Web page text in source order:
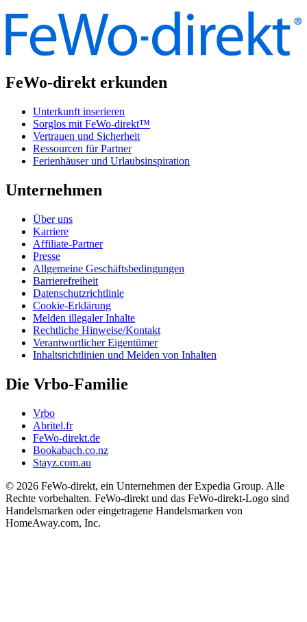
FeWo-direkt erkunden
Unterkunft inserieren
Sorglos mit FeWo-direkt™
Vertrauen und Sicherheit
Ressourcen für Partner
Ferienhäuser und Urlaubsinspiration
Unternehmen
Über uns
Karriere
Affiliate-Partner
Presse
Allgemeine Geschäftsbedingungen
Barrierefreiheit
Datenschutzrichtlinie
Cookie-Erklärung
Melden illegaler Inhalte
Rechtliche Hinweise/Kontakt
Verantwortlicher Eigentümer
Inhaltsrichtlinien und Melden von Inhalten
Die Vrbo-Familie
Vrbo
Abritel.fr
FeWo-direkt.de
Bookabach.co.nz
Stayz.com.au
© 2026 FeWo-direkt, ein Unternehmen der Expedia Group. Alle
Rechte vorbehalten. FeWo-direkt und das FeWo-direkt-Logo sind
Handelsmarken oder eingetragene Handelsmarken von
HomeAway.com, Inc.